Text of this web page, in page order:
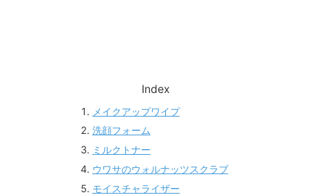
Index
メイクアップワイプ
洗顔フォーム
ミルクトナー
ウワサのウォルナッツスクラブ
モイスチャライザー